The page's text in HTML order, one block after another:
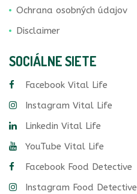
Ochrana osobných údajov
Disclaimer
SOCIÁLNE SIETE
Facebook Vital Life
Instagram Vital Life
Linkedin Vital Life
YouTube Vital Life
Facebook Food Detective
Instagram Food Detective